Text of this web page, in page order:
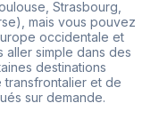
Strasbourg,
mais vous pouvez
occidentale et
aller simple dans des
destinations
et de
sur demande.